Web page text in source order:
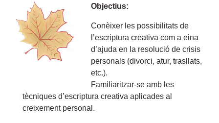
Objectius:
Conèixer les possibilitats de
l’escriptura creativa com a eina
d’ajuda en la resolució de crisis
personals (divorci, atur, trasllats,
etc.).
Familiaritzar-se amb les
tècniques d’escriptura creativa aplicades al
creixement personal.